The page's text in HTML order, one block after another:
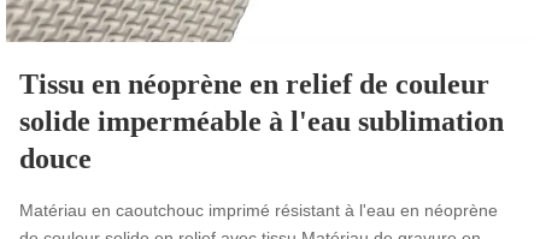
Tissu en néoprène en relief de couleur
solide imperméable à l'eau sublimation
douce
Matériau en caoutchouc imprimé résistant à l'eau en néoprène